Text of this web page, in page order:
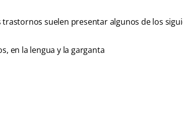
suelen presentar algunos de los
en la lengua y la garganta